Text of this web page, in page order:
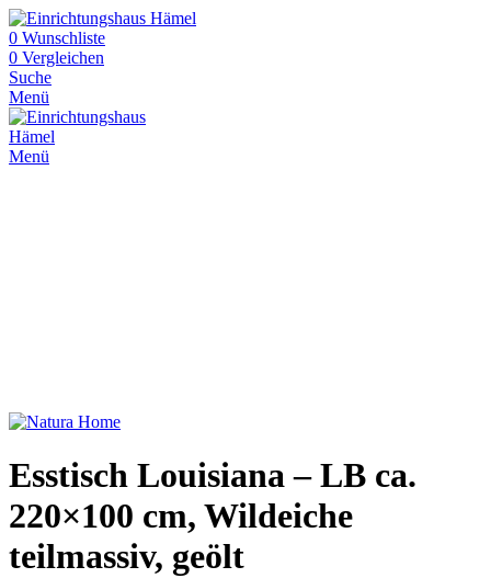
0 Wunschliste
0 Vergleichen
Suche
Menü
Menü
Esstisch Louisiana – LB ca.
220×100 cm, Wildeiche
teilmassiv, geölt